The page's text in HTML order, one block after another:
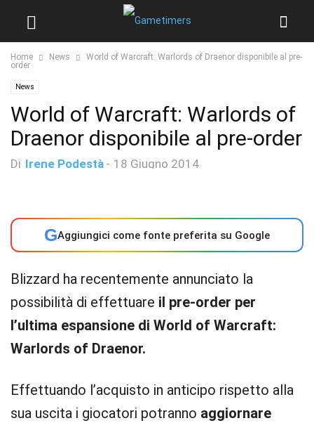
Home News
World of Warcraft: Warlords of Draenor disponibile al pre-
order
News
World of Warcraft: Warlords of
Draenor disponibile al pre-order
Di Irene Podestà - 18 Giugno 2014
GAggiungici come fonte preferita su Google
Blizzard ha recentemente annunciato la
possibilità di effettuare il pre-order per
l’ultima espansione di World of Warcraft:
Warlords of Draenor.
Effettuando l’acquisto in anticipo rispetto alla
sua uscita i giocatori potranno aggiornare